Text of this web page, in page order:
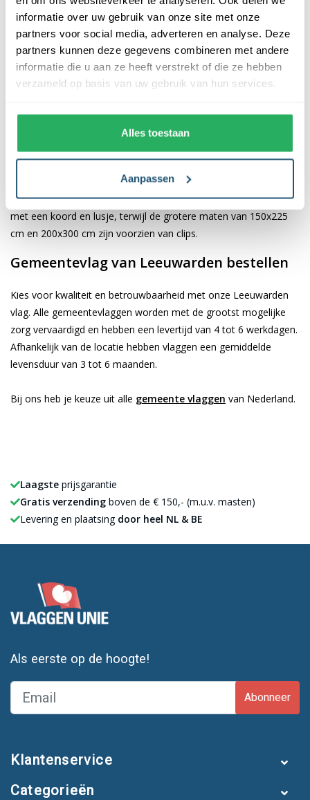
informatie over uw gebruik van onze site met onze
partners voor social media, adverteren en analyse. Deze
partners kunnen deze gegevens combineren met andere
informatie die u aan ze heeft verstrekt of die ze hebben
verzameld op basis van uw gebruik van hun services.
Alles toestaan
Aanpassen
De afwerking van onze vlaggen is van hoge kwaliteit. Ze zijn
voorzien van een sterke kopband en een dubbele stiknaad, wat
bijdraagt aan hun duurzaamheid en stevigheid. Wij bieden de
vlag vanLeeuwardenaan in verschillende afmetingen: 40x60
Hierdoor is er altijd een geschikte maat voor jouw specifieke
Afhankelijk van de afmetingen die je kiest, worden de vlaggen
voorzien van verschillende bevestigingsmogelijkheden. De
vlaggen van 40x60 cm, 70x100 cm en 100x150 cm zijn uitgerust
met een koord en lusje, terwijl de grotere maten van 150x225
cm en 200x300 cm zijn voorzien van clips.
Gemeentevlag van Leeuwarden bestellen
Kies voor kwaliteit en betrouwbaarheid met onze Leeuwarden
vlag. Alle gemeentevlaggen worden met de grootst mogelijke
zorg vervaardigd en hebben een levertijd van 4 tot 6 werkdagen.
Afhankelijk van de locatie hebben vlaggen een gemiddelde
levensduur van 3 tot 6 maanden.
Bij ons heb je keuze uit alle gemeente vlaggen van Nederland.
Laagste prijsgarantie
Gratis verzending boven de € 150,- (m.u.v. masten)
Levering en plaatsing door heel NL & BE
Als eerste op de hoogte!
Abonneer
Klantenservice
Categorieën